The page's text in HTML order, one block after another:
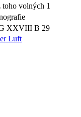
toho volných 1
XXVIII B 29